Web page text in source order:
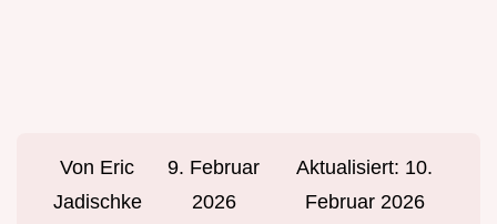
Von Eric
Jadischke
9. Februar
2026
Aktualisiert: 10.
Februar 2026